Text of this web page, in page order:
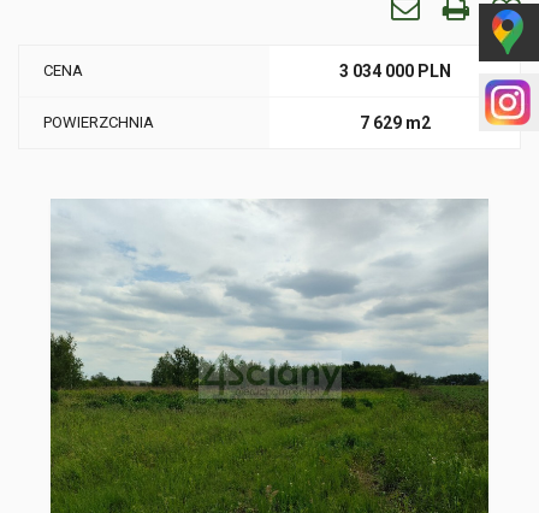
CENA 3 034 000 PLN
POWIERZCHNIA 7 629 m2